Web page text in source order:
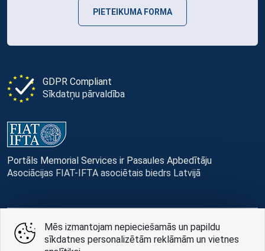
GDPR Compliant
Sīkdatņu pārvaldība
Portāls Memorial Services ir Pasaules Apbedītāju
Asociācijas FIAT-IFTA asociētais biedrs Latvijā
PIETEIKUMA FORMA
© Memorial Services, 2016 — 2026 pr3-g
Mēs izmantojam nepieciešamās un papildu
sīkdatnes personalizētām reklāmām un vietnes